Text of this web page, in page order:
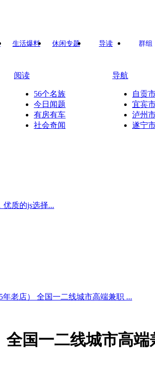
生活爆料 休闲专题 导读 群组
阅读
56个名族
今日闻题
有房有车
社会奇闻
导航
自贡
宜宾
泸州
遂宁
年老店） 全国一二线城市高端兼职 ...
国一二线城市高端